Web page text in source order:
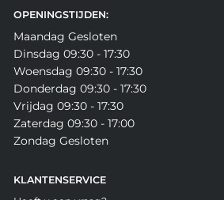
OPENINGSTIJDEN:
Maandag Gesloten
Dinsdag 09:30 - 17:30
Woensdag 09:30 - 17:30
Donderdag 09:30 - 17:30
Vrijdag 09:30 - 17:30
Zaterdag 09:30 - 17:00
Zondag Gesloten
KLANTENSERVICE